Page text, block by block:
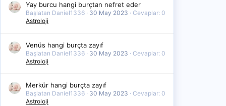
Yay burcu hangi burçtan nefret eder
Başlatan Daniel1336 30 May 2023
Cevaplar: 0
Astroloji
Venüs hangi burçta zayıf
Başlatan Daniel1336 30 May 2023
Cevaplar: 0
Astroloji
Merkür hangi burçta zayıf
Başlatan Daniel1336 30 May 2023
Cevaplar: 0
Astroloji